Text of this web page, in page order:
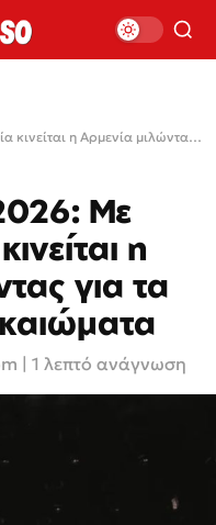
Eurovision 2026: Με πρωτοπορία κινείται η Αρμενία μιλώντας για τα εργασιακά δικαιώματα
Με
η
για τα
| 1 λεπτό ανάγνωση